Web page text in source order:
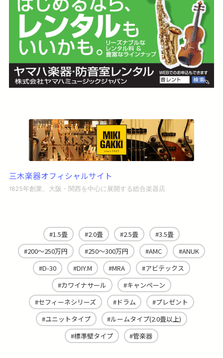
三木楽器オフィシャルサイト
1825年創業、大阪・関西を中心に展開する総合楽器店
1.5畳 2.0畳 2.5畳
3.5畳
200～250万円
250～300万円 AMC
ANUK
D-30
DIY.M MRA
アビテックス
カワイナサール
キャンペーン
セフィーネシリーズ
ドラム
プレゼント
ユニットタイプ
ルームタイプ(2.0畳以上)
標準壁タイプ
管楽器